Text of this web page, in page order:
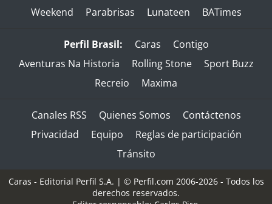
Weekend
Parabrisas Lunateen BATimes
Perfil Brasil: Caras
Contigo
Aventuras Na Historia
Rolling Stone
Sport Buzz
Recreio
Maxima
Canales RSS Quienes Somos
Contáctenos
Privacidad
Equipo
Reglas de participación
Tránsito
Caras - Editorial Perfil S.A. | © Perfil.com 2006-2026 - Todos los
derechos reservados.